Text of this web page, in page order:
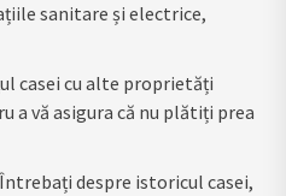
sanitare și electrice,
casei cu alte proprietăți
a vă asigura că nu plătiți prea
Întrebați despre istoricul casei,